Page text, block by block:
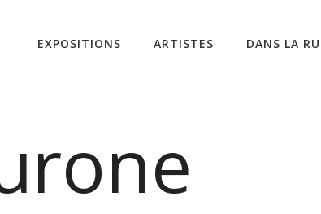
EXPOSITIONS ARTISTES DANS LA